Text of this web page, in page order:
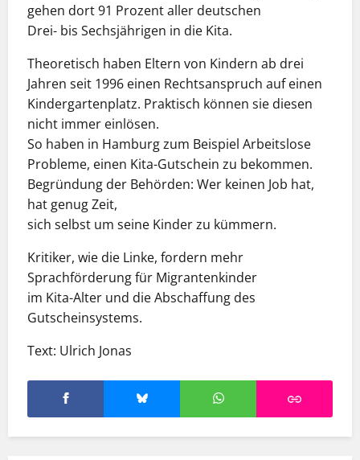
gehen dort 91 Prozent aller deutschen
Drei- bis Sechsjährigen in die Kita.
Theoretisch haben Eltern von Kindern ab drei
Jahren seit 1996 einen Rechtsanspruch auf einen
Kindergartenplatz. Praktisch können sie diesen
nicht immer einlösen.
So haben in Hamburg zum Beispiel Arbeitslose
Probleme, einen Kita-Gutschein zu bekommen.
Begründung der Behörden: Wer keinen Job hat,
hat genug Zeit,
sich selbst um seine Kinder zu kümmern.
Kritiker, wie die Linke, fordern mehr
Sprachförderung für Migrantenkinder
im Kita-Alter und die Abschaffung des
Gutscheinsystems.
Text: Ulrich Jonas